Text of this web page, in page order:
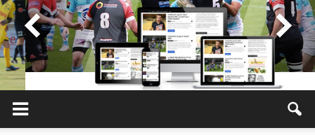
Sport